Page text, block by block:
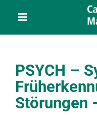
Toggle
Navigation
Über uns
Veranstaltungen
PSYCH –
Störungen